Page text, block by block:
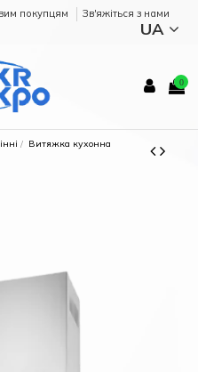
покупцям
Зв'яжіться з нами
UA
0
Витяжка кухонна